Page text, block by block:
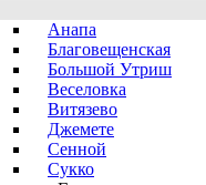
Анапа
Благовещенская
Большой Утриш
Веселовка
Витязево
Джемете
Сенной
Сукко